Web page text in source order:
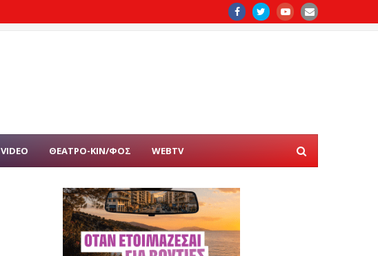
VIDEO ΘΕΑΤΡΟ-ΚΙΝ/ΦΟΣ WEBTV